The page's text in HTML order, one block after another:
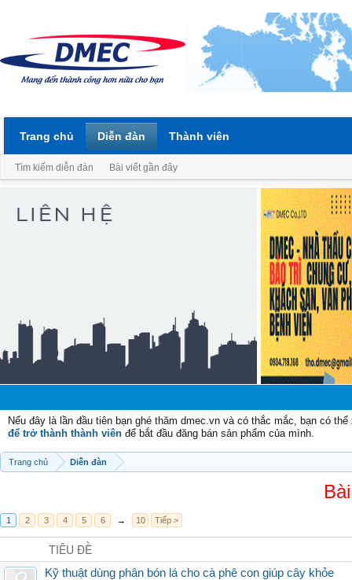
Nếu đây là lần đầu tiên bạn ghé thăm dmec.vn và có thắc mắc, bạn có
để trở thành thành viên để bắt đầu đăng bán sản phẩm của mình.
Trang chủ Diễn đàn
1 2 3 4 5 6 → 10 Tiếp >
TIÊU ĐỀ
Kỹ thuật dùng phân bón lá cho cà phê con giúp cây khỏe
Trang chủ Diễn đàn
Tìm kiếm diễn đàn Bài viết gần đây
Thành viên